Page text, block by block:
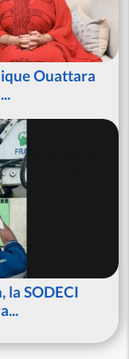
Ouattara
la SODECI